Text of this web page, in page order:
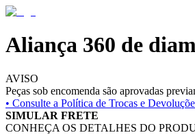
Aliança 360 de
AVISO
Peças sob encomenda são aprovadas
• Consulte a Política de Trocas e
SIMULAR FRETE
CONHEÇA OS DETALHES DO